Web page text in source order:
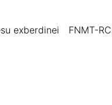
exberdinei
FNMT-